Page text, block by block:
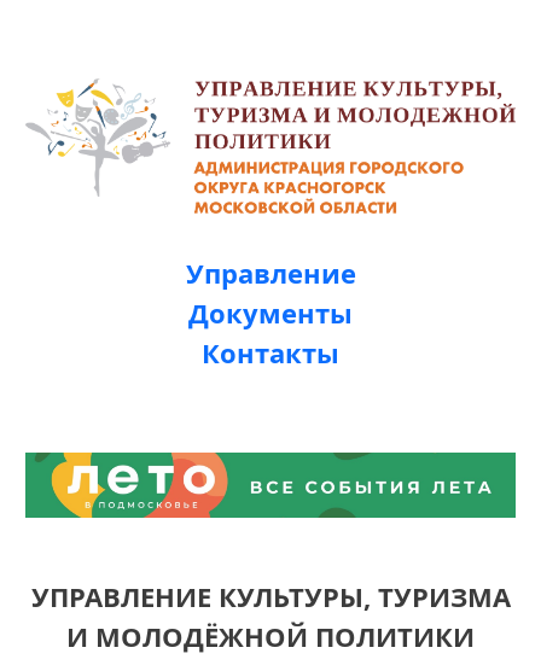
Управление
Документы
Контакты
УПРАВЛЕНИЕ КУЛЬТУРЫ, ТУРИЗМА
И МОЛОДЁЖНОЙ ПОЛИТИКИ